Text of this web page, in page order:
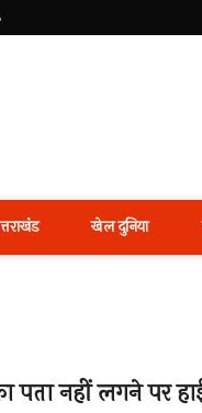
Best
खेल दुनिया
नहीं लगने पर